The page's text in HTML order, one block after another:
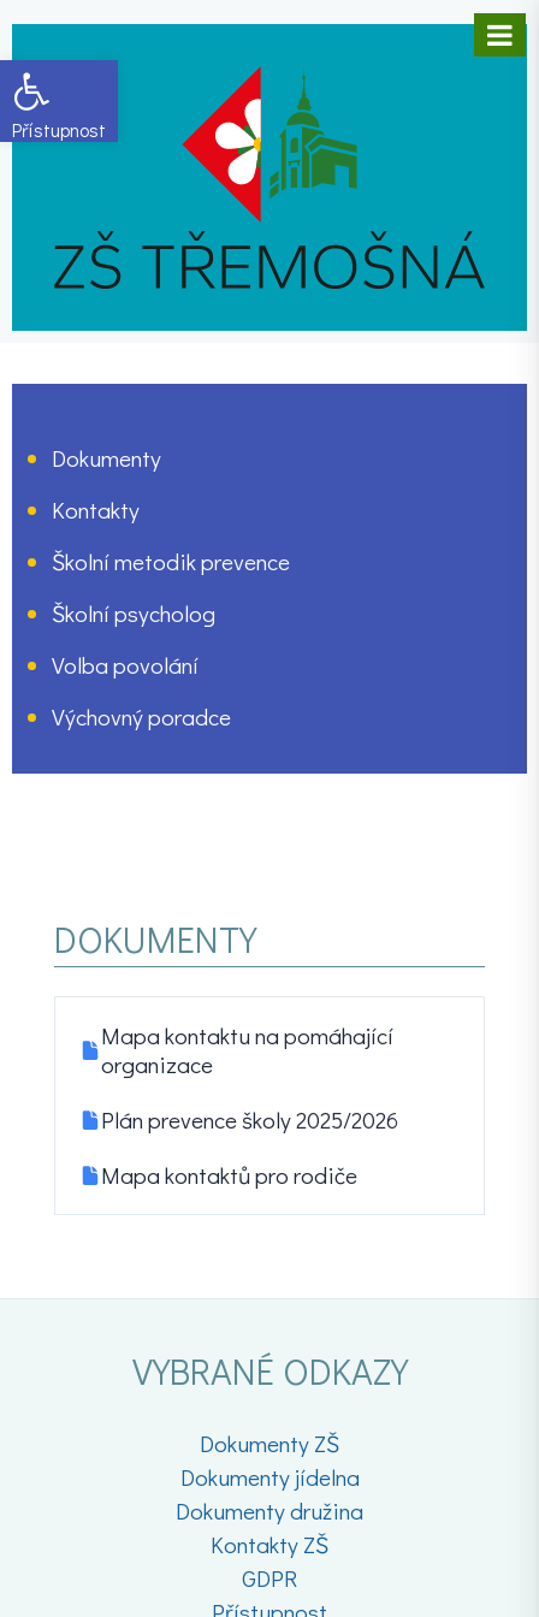
Open toolbar
Dokumenty
Kontakty
Školní metodik prevence
Školní psycholog
Volba povolání
Výchovný poradce
DOKUMENTY
Mapa kontaktu na pomáhající
organizace
Plán prevence školy 2025/2026
Mapa kontaktů pro rodiče
VYBRANÉ ODKAZY
Dokumenty ZŠ
Dokumenty jídelna
Dokumenty družina
Kontakty ZŠ
GDPR